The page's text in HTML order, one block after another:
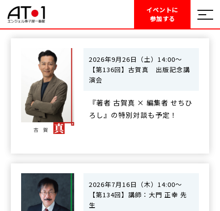
イベントに
参加する
2026年9月26日（土）14:00〜
【第136回】古賀真 出版記念講
演会
『著者 古賀真 × 編集者 せちひ
ろし』の特別対談も予定！
2026年7月16日（木）14:00～
【第134回】講師：大門 正幸 先
生